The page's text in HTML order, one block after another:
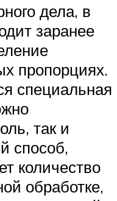
дела, в
заранее
пропорциях.
специальная
так и
способ,
количество
обработке,